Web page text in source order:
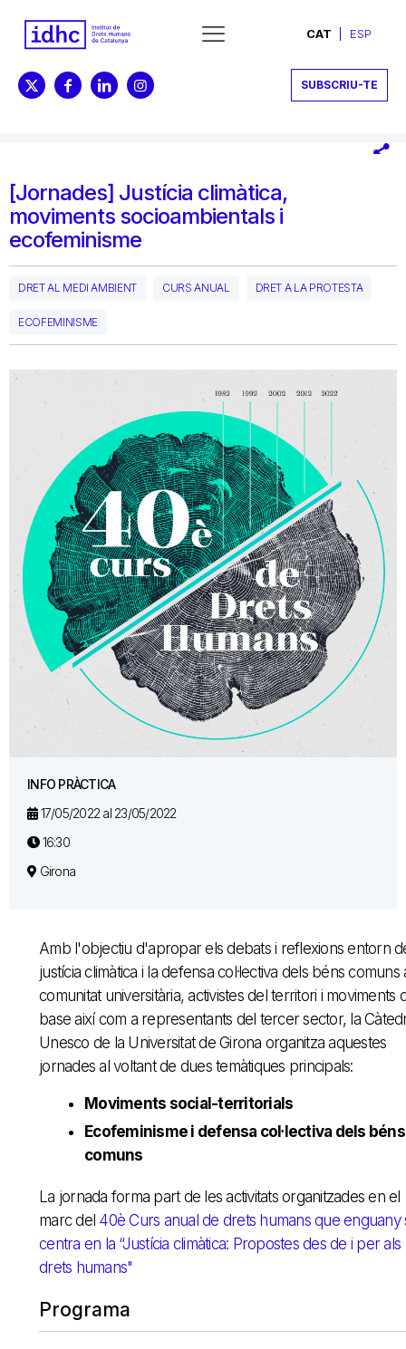
CAT ESP
SUBSCRIU-TE
[Jornades] Justícia climàtica,
moviments socioambientals i
ecofeminisme
DRET AL MEDI AMBIENT CURS ANUAL DRET A LA PROTESTA
ECOFEMINISME
INFO PRÀCTICA
17/05/2022 al 23/05/2022
16:30
Girona
Amb l'objectiu d'apropar els debats i reflexions entorn
justícia climàtica i la defensa col·lectiva dels béns comuns
comunitat universitària, activistes del territori i moviments
base així com a representants del tercer sector, la
Unesco de la Universitat de Girona organitza aquestes
jornades al voltant de dues temàtiques principals:
Moviments social-territorials
Ecofeminisme i defensa col·lectiva dels béns
comuns
La jornada forma part de les activitats organitzades en el
marc del 40è Curs anual de drets humans que enguany
centra en la “Justícia climàtica: Propostes des de i per als
drets humans"
Programa